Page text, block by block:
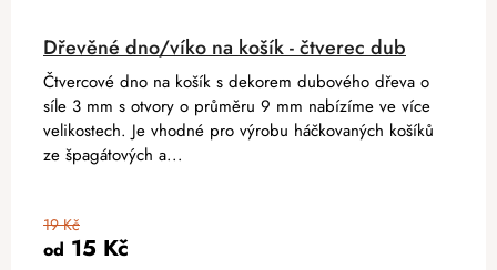
Dřevěné dno/víko na košík - čtverec dub
od 15 Kč
19 Kč
Čtvercové dno na košík s dekorem dubového dřeva o
síle 3 mm s otvory o průměru 9 mm nabízíme ve více
velikostech. Je vhodné pro výrobu háčkovaných košíků
ze špagátových a...